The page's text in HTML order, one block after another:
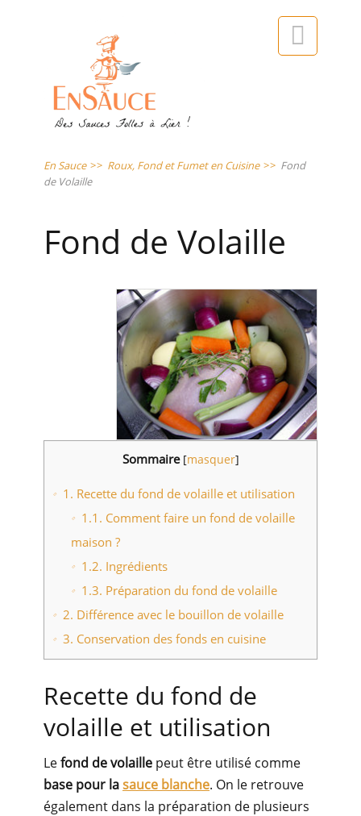

En Sauce >> Roux, Fond et Fumet en Cuisine >> Fond
de Volaille
Fond de Volaille
Sommaire [masquer]
1. Recette du fond de volaille et utilisation
1.1. Comment faire un fond de volaille
maison ?
1.2. Ingrédients
1.3. Préparation du fond de volaille
2. Différence avec le bouillon de volaille
3. Conservation des fonds en cuisine
Recette du fond de
volaille et utilisation
Lefond de volaille peut être utilisé comme
base pour lasauce blanche. On le retrouve
également dans la préparation de plusieurs